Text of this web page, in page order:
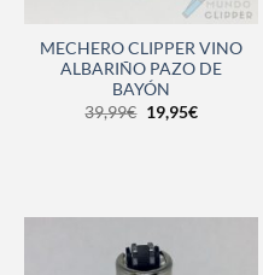
MECHERO CLIPPER VINO
ALBARIÑO PAZO DE
BAYÓN
39,99€ 19,95€